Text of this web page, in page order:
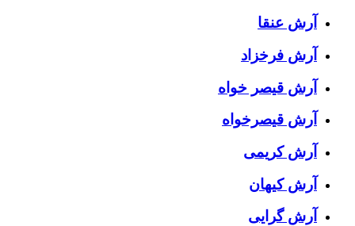
آرش عنقا
آرش فرخزاد
آرش قیصر خواه
آرش قیصرخواه
آرش کریمی
آرش کیهان
آرش گرایی